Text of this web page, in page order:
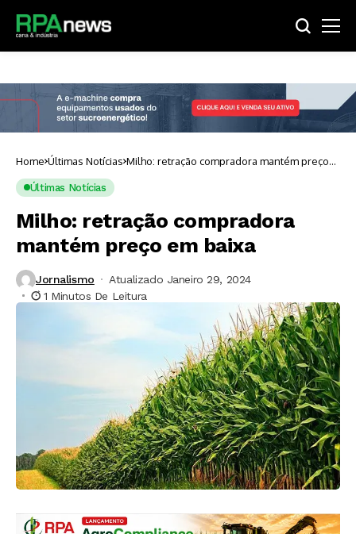
Home Últimas Notícias Milho: retração compradora mantém preço
Últimas Notícias
Milho: retração compradora
mantém preço em baixa
Jornalismo
Atualizado Janeiro 29, 2024
1 Minutos De Leitura